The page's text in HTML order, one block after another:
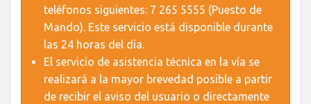
teléfonos siguientes: 7 265 5555 (Puesto de
Mando). Este servicio está disponible durante
las 24 horas del día.
El servicio de asistencia técnica en la vía se
realizará a la mayor brevedad posible a partir
de recibir el aviso del usuario o directamente